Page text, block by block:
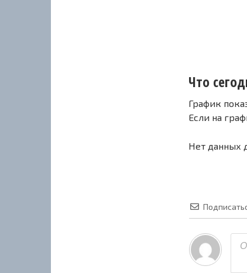
Что
График
Если на
Нет данных